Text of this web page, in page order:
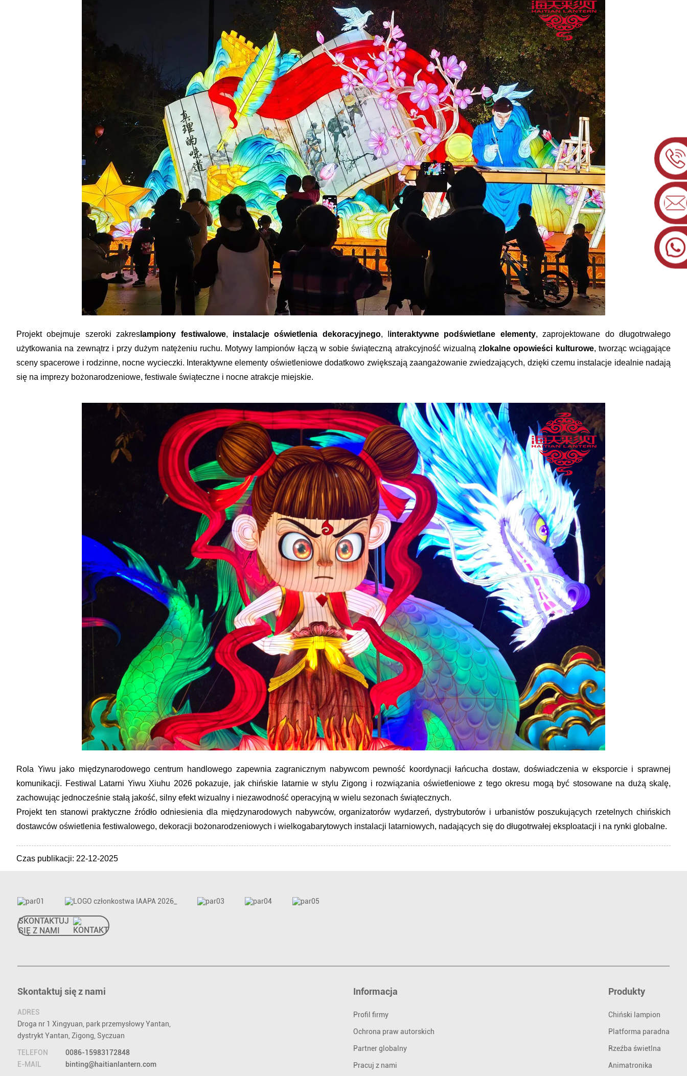
Projekt obejmuje szeroki zakres lampiony festiwalowe, instalacje oświetlenia dekoracyjnego, I interaktywne podświetlane elementy, zaprojektowane do długotrwałego
użytkowania na zewnątrz i przy dużym natężeniu ruchu. Motywy lampionów łączą w sobie świąteczną atrakcyjność wizualną z lokalne opowieści kulturowe, tworząc wciągające
sceny spacerowe i rodzinne, nocne wycieczki. Interaktywne elementy oświetleniowe dodatkowo zwiększają zaangażowanie zwiedzających, dzięki czemu instalacje idealnie nadają
się na imprezy bożonarodzeniowe, festiwale świąteczne i nocne atrakcje miejskie.
Rola Yiwu jako międzynarodowego centrum handlowego zapewnia zagranicznym nabywcom pewność koordynacji łańcucha dostaw, doświadczenia w eksporcie i sprawnej
komunikacji. Festiwal Latarni Yiwu Xiuhu 2026 pokazuje, jak chińskie latarnie w stylu Zigong i rozwiązania oświetleniowe z tego okresu mogą być stosowane na dużą skalę,
zachowując jednocześnie stałą jakość, silny efekt wizualny i niezawodność operacyjną w wielu sezonach świątecznych.
Projekt ten stanowi praktyczne źródło odniesienia dla międzynarodowych nabywców, organizatorów wydarzeń, dystrybutorów i urbanistów poszukujących rzetelnych chińskich
dostawców oświetlenia festiwalowego, dekoracji bożonarodzeniowych i wielkogabarytowych instalacji latarniowych, nadających się do długotrwałej eksploatacji i na rynki globalne.
Czas publikacji: 22-12-2025
SKONTAKTUJ
SIĘ Z NAMI
Skontaktuj się z nami
ADRES
Droga nr 1 Xingyuan, park przemysłowy Yantan,
dystrykt Yantan, Zigong, Syczuan
TELEFON
0086-15983172848
E-MAIL
binting@haitianlantern.com
Informacja
Profil firmy
Ochrona praw autorskich
Partner globalny
Pracuj z nami
Produkty
Chiński lampion
Platforma paradna
Rzeźba świetlna
Animatronika